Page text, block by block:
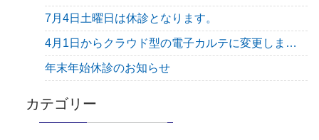
7月4日土曜日は休診となります。
4月1日からクラウド型の電子カルテに変更します。
年末年始休診のお知らせ
カテゴリー